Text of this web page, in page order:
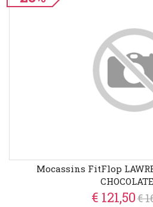
Mocassins FitFlop
€ 121,50€